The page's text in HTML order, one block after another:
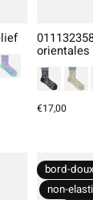
€17,00
bord-
non-